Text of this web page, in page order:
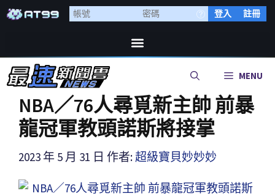
登入 註冊
MENU
NBA／76人尋覓新主帥 前暴
龍冠軍教頭諾斯將接掌
2023 年 5 月 31 日 作者: 超級寶貝妙妙妙